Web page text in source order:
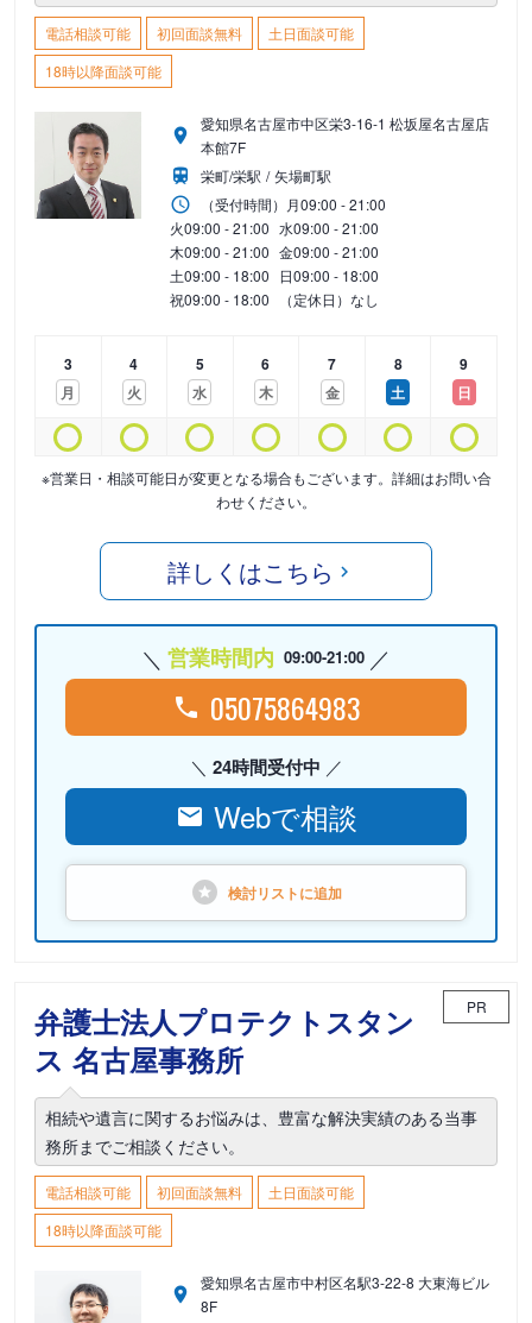
電話相談可能 初回面談無料
土日面談可能
18時以降面談可能
愛知県名古屋市中区栄3-16-1 松坂屋名古屋店
本館7F
栄町/栄駅
矢場町駅
（受付時間） 月09:00 - 21:00
火09:00 - 21:00 水09:00 - 21:00
木09:00 - 21:00 金09:00 - 21:00
土09:00 - 18:00 日09:00 - 18:00
祝09:00 - 18:00 （定休日）なし
3
月
4
火
5
水
6
木
7
金
8
土
9
日
※営業日・相談可能日が変更となる場合もございます。詳細はお問い合
わせください。
詳しくはこちら
営業時間内 09:00-21:00
05075864983
24時間受付中
Webで相談
検討リストに追加
弁護士法人プロテクトスタン
ス 名古屋事務所
PR
相続や遺言に関するお悩みは、豊富な解決実績のある当事
務所までご相談ください。
電話相談可能 初回面談無料
土日面談可能
18時以降面談可能
愛知県名古屋市中村区名駅3-22-8 大東海ビル
8F